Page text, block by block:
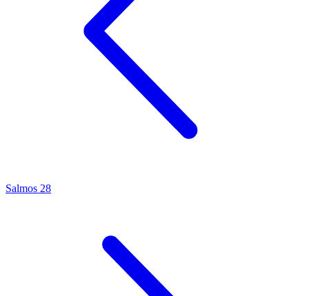
Salmos 28